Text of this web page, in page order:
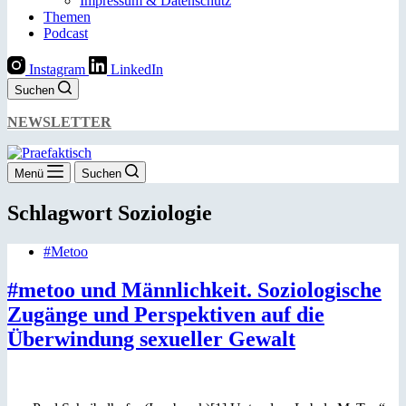
Themen
Podcast
Instagram LinkedIn
Suchen
NEWSLETTER
Menü Suchen
Schlagwort Soziologie
#Metoo
#metoo und Männlichkeit. Soziologische
Zugänge und Perspektiven auf die
Überwindung sexueller Gewalt